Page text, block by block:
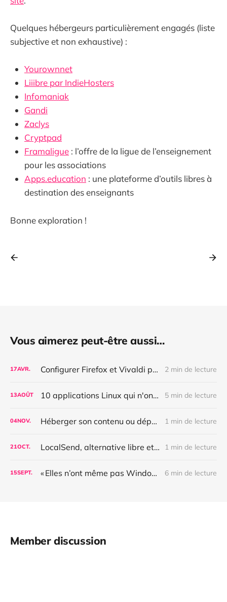
Quelques hébergeurs particulièrement engagés (liste
subjective et non exhaustive) :
Yourownnet
Liiibre par IndieHosters
Infomaniak
Gandi
Zaclys
Cryptpad
Framaligue : l’offre de la ligue de l’enseignement
pour les associations
Apps.education : une plateforme d’outils libres à
destination des enseignants
Bonne exploration !
Vous aimerez peut-être aussi…
17AVR. Configurer Firefox et Vivaldi pour bloquer complètement les pubs, les bannières de cookies et autres nuisances 2 min de lecture
13AOÛT 10 applications Linux qui n'ont plus rien à envier à celles d'Apple en terme d'ergonomie 5 min de lecture
04NOV. Héberger son contenu ou dépendre d'une plateforme fermée : quelle différence ? 1 min de lecture
21OCT. LocalSend, alternative libre et multiplateforme à Airdrop et Quick Share 1 min de lecture
15SEPT. « Elles n’ont même pas Windows » – workflow d’une thèse libre 6 min de lecture
Member discussion